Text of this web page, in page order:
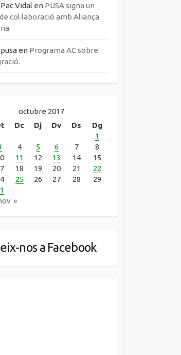
Vidal en PUSA signa un
col·laboració amb Aliança
en Programa AC sobre
octubre 2017
Dc Dj Dv Ds
Dg
1
4 5 6 7
8
11 12 13 14
15
18 19 20 21
22
25 26 27 28
29
»
nos a Facebook